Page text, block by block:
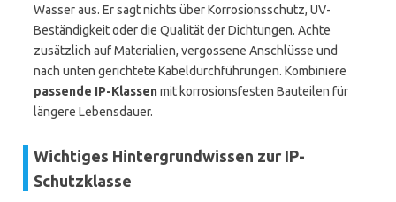
Wasser aus. Er sagt nichts über Korrosionsschutz, UV-
Beständigkeit oder die Qualität der Dichtungen. Achte
zusätzlich auf Materialien, vergossene Anschlüsse und
nach unten gerichtete Kabeldurchführungen. Kombiniere
passende IP-Klassenmit korrosionsfesten Bauteilen für
längere Lebensdauer.
Wichtiges Hintergrundwissen zur IP-
Schutzklasse